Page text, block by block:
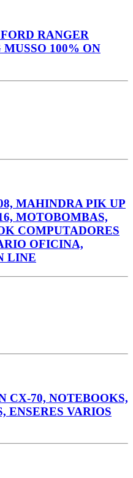
RANGER
100% ON
MAHINDRA PIK UP
MOTOBOMBAS,
COMPUTADORES
OFICINA,
LINE
CX-70, NOTEBOOKS,
ENSERES VARIOS